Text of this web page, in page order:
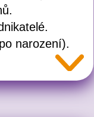
narození).